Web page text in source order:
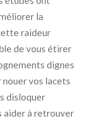
la
raideur
de vous étirer
dignes
nouer vos lacets
disloquer
aider à retrouver